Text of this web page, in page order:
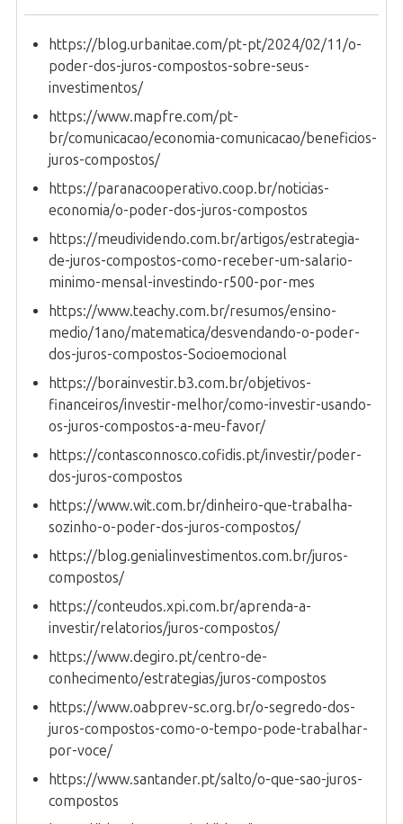
https://blog.urbanitae.com/pt-pt/2024/02/11/o-
poder-dos-juros-compostos-sobre-seus-
investimentos/
https://www.mapfre.com/pt-
br/comunicacao/economia-comunicacao/beneficios-
juros-compostos/
https://paranacooperativo.coop.br/noticias-
economia/o-poder-dos-juros-compostos
https://meudividendo.com.br/artigos/estrategia-
de-juros-compostos-como-receber-um-salario-
minimo-mensal-investindo-r500-por-mes
https://www.teachy.com.br/resumos/ensino-
medio/1ano/matematica/desvendando-o-poder-
dos-juros-compostos-Socioemocional
https://borainvestir.b3.com.br/objetivos-
financeiros/investir-melhor/como-investir-usando-
os-juros-compostos-a-meu-favor/
https://contasconnosco.cofidis.pt/investir/poder-
dos-juros-compostos
https://www.wit.com.br/dinheiro-que-trabalha-
sozinho-o-poder-dos-juros-compostos/
https://blog.genialinvestimentos.com.br/juros-
compostos/
https://conteudos.xpi.com.br/aprenda-a-
investir/relatorios/juros-compostos/
https://www.degiro.pt/centro-de-
conhecimento/estrategias/juros-compostos
https://www.oabprev-sc.org.br/o-segredo-dos-
juros-compostos-como-o-tempo-pode-trabalhar-
por-voce/
https://www.santander.pt/salto/o-que-sao-juros-
compostos